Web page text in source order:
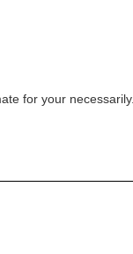
for your necessarily.